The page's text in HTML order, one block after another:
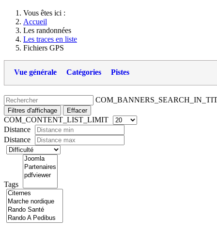
Vous êtes ici :
Accueil
Les randonnées
Les traces en liste
Fichiers GPS
Vue générale Catégories Pistes
Filtres d'affichage Effacer
COM_CONTENT_LIST_LIMIT
Distance
Distance
Tags